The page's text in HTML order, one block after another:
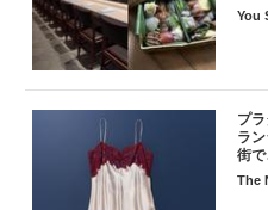
You
プ
ラ
街
The